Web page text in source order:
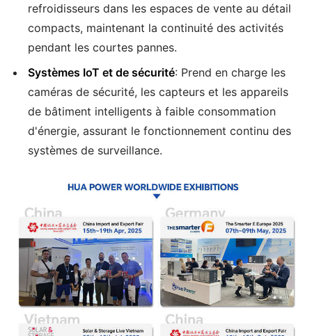
refroidisseurs dans les espaces de vente au détail
compacts, maintenant la continuité des activités
pendant les courtes pannes.
Systèmes IoT et de sécurité: Prend en charge les
caméras de sécurité, les capteurs et les appareils
de bâtiment intelligents à faible consommation
d'énergie, assurant le fonctionnement continu des
systèmes de surveillance.